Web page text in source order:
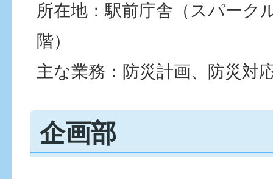
所在地：駅前庁舎（スパーク
階）
主な業務：防災計画、防災対
企画部